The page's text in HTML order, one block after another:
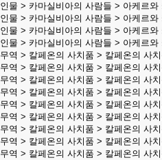
인물 > 카마실비아의 사람들 > 아케르와
인물 > 카마실비아의 사람들 > 아케르와
인물 > 카마실비아의 사람들 > 아케르와
인물 > 카마실비아의 사람들 > 아케르와
무역 > 칼페온의 사치품 > 칼페온의 사
무역 > 칼페온의 사치품 > 칼페온의 사
무역 > 칼페온의 사치품 > 칼페온의 사
무역 > 칼페온의 사치품 > 칼페온의 사
무역 > 칼페온의 사치품 > 칼페온의 사
무역 > 칼페온의 사치품 > 칼페온의 사
무역 > 칼페온의 사치품 > 칼페온의 사
무역 > 칼페온의 사치품 > 칼페온의 사
무역 > 칼페온의 사치품 > 칼페온의 사